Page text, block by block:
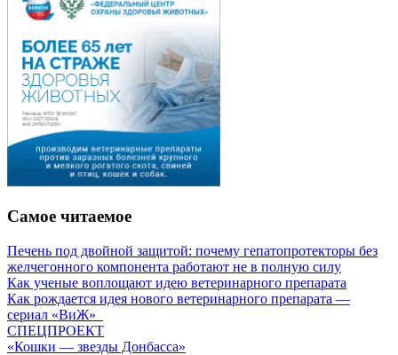
Самое читаемое
Печень под двойной защитой: почему гепатопротекторы без
желчегонного компонента работают не в полную силу
Как ученые воплощают идею ветеринарного препарата
Как рождается идея нового ветеринарного препарата —
сериал «ВиЖ»
СПЕЦПРОЕКТ
«Кошки — звезды Донбасса»